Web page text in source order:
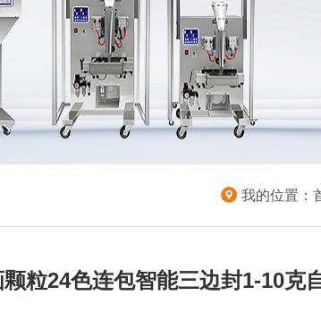
我的位置：
粒24色连包智能三边封1-10克